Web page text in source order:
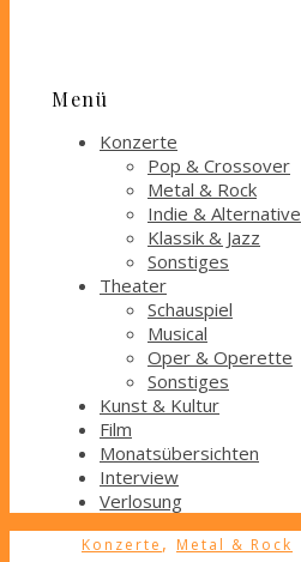
Menü
Konzerte
Pop & Crossover
Metal & Rock
Indie & Alternative
Klassik & Jazz
Sonstiges
Theater
Schauspiel
Musical
Oper & Operette
Sonstiges
Kunst & Kultur
Film
Monatsübersichten
Interview
Verlosung
Konzerte , Metal & Rock